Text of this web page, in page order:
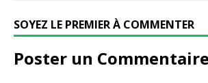
SOYEZ LE PREMIER À COMMENTER
Poster un Commentaire